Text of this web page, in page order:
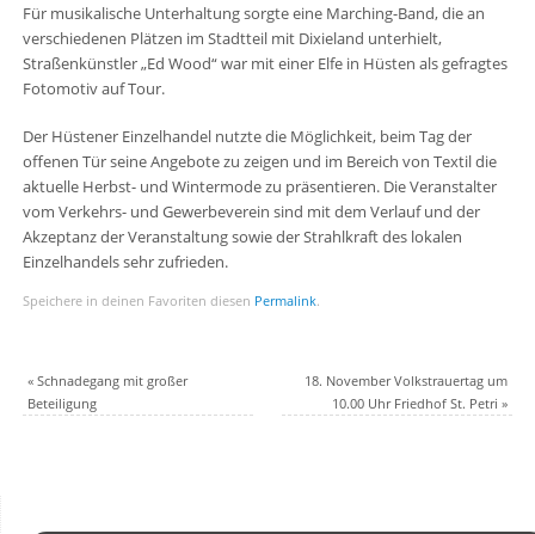
Für musikalische Unterhaltung sorgte eine Marching-Band, die an
verschiedenen Plätzen im Stadtteil mit Dixieland unterhielt,
Straßenkünstler „Ed Wood“ war mit einer Elfe in Hüsten als gefragtes
Fotomotiv auf Tour.
Der Hüstener Einzelhandel nutzte die Möglichkeit, beim Tag der
offenen Tür seine Angebote zu zeigen und im Bereich von Textil die
aktuelle Herbst- und Wintermode zu präsentieren. Die Veranstalter
vom Verkehrs- und Gewerbeverein sind mit dem Verlauf und der
Akzeptanz der Veranstaltung sowie der Strahlkraft des lokalen
Einzelhandels sehr zufrieden.
Speichere in deinen Favoriten diesen Permalink.
«Schnadegang mit großer
Beteiligung
18. November Volkstrauertag um
10.00 Uhr Friedhof St. Petri»